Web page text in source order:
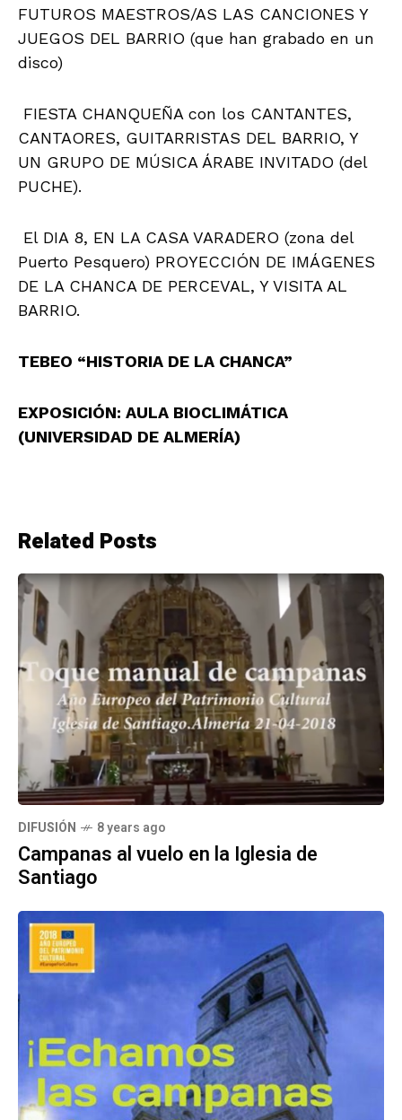
FUTUROS MAESTROS/AS LAS CANCIONES Y
JUEGOS DEL BARRIO (que han grabado en un
disco)
FIESTA CHANQUEÑA con los CANTANTES,
CANTAORES, GUITARRISTAS DEL BARRIO, Y
UN GRUPO DE MÚSICA ÁRABE INVITADO (del
PUCHE).
El DIA 8, EN LA CASA VARADERO (zona del
Puerto Pesquero) PROYECCIÓN DE IMÁGENES
DE LA CHANCA DE PERCEVAL, Y VISITA AL
BARRIO.
TEBEO “HISTORIA DE LA CHANCA”
EXPOSICIÓN: AULA BIOCLIMÁTICA
(UNIVERSIDAD DE ALMERÍA)
Related Posts
DIFUSIÓN 8 years ago
Campanas al vuelo en la Iglesia de
Santiago